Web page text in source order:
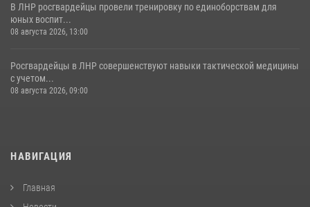
В ЛНР росгвардейцы провели тренировку по единоборствам для
юных воспит...
08 августа 2026, 13:00
Росгвардейцы в ЛНР совершенствуют навыки тактической медицины
с учетом...
08 августа 2026, 09:00
НАВИГАЦИЯ
Главная